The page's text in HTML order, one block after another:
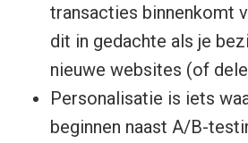
transacties binnenkomt
dit in gedachte als je
nieuwe websites (of
Personalisatie is iets
beginnen naast A/B-